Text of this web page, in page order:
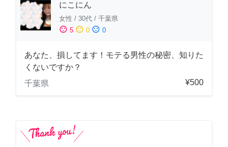
にこにん
女性 / 30代 / 千葉県
sentiment_satisfied 5 sentiment_neutral 0 sentiment_dissatisfied 0
あなた、損してます！モテる男性の秘密、知りた
くないですか？
千葉県
¥500